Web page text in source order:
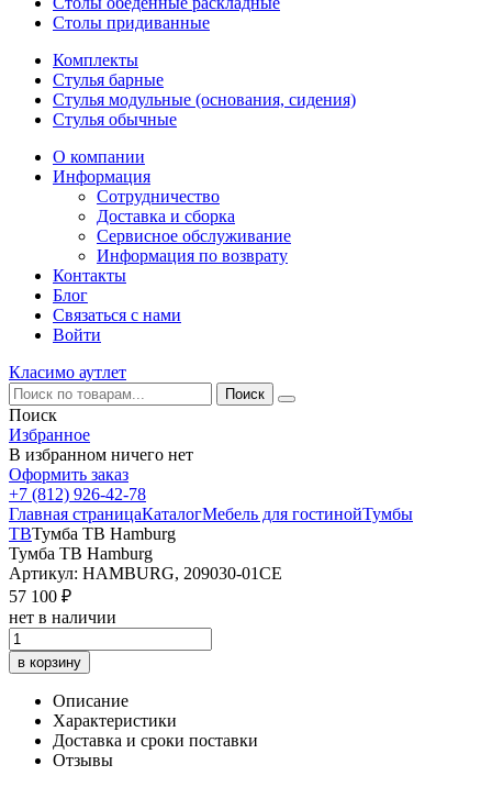
Столы придиванные
Комплекты
Стулья барные
Стулья модульные (основания, сидения)
Стулья обычные
О компании
Информация
Сотрудничество
Доставка и сборка
Сервисное обслуживание
Информация по возврату
Контакты
Блог
Связаться с нами
Войти
Класимо аутлет
Поиск
Избранное
В избранном ничего нет
Оформить заказ
+7 (812) 926-42-78
Главная страницаКаталогМебель для гостинойТумбы
ТВТумба ТВ Hamburg
Тумба ТВ Hamburg
Артикул: HAMBURG, 209030-01CE
57 100 ₽
нет в наличии
в корзину
Описание
Характеристики
Доставка и сроки поставки
Отзывы